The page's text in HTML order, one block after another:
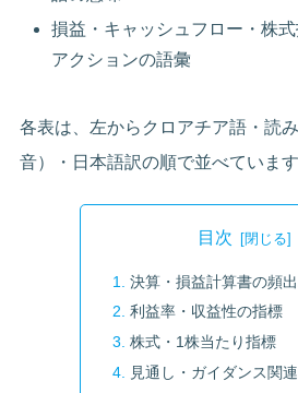
損益・キャッシュフロー・株
アクションの語彙
各表は、左からクロアチア語・読
音）・日本語訳の順で並べています
目次
決算・損益計算書の頻
利益率・収益性の指標
株式・1株当たり指標
見通し・ガイダンス関連